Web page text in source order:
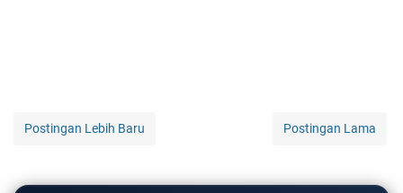
Postingan Lebih Baru Postingan Lama